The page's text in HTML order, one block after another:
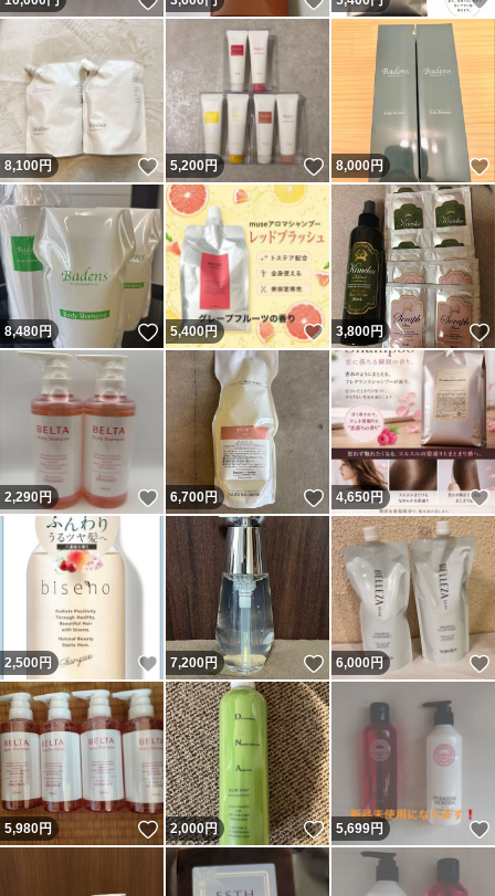
8,100円 いいね！
5,200円 いいね！
8,000円
8,480円 いいね！
5,400円 いいね！
3,800円
2,290円 いいね！
6,700円 いいね！
4,650円
2,500円 いいね！
7,200円 いいね！
6,000円
5,980円 いいね！
2,000円 いいね！
5,699円